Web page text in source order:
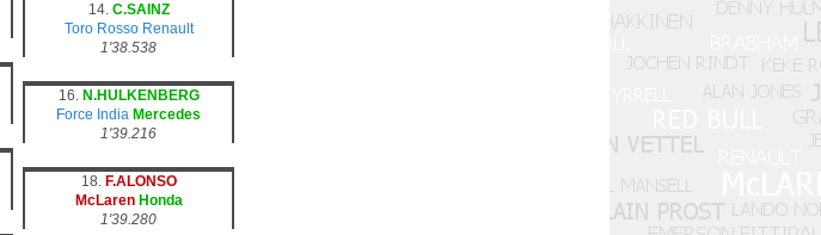
14. C.SAINZ
Toro Rosso Renault
1'38.538
16. N.HULKENBERG
Force India Mercedes
1'39.216
18. F.ALONSO
McLaren Honda
1'39.280